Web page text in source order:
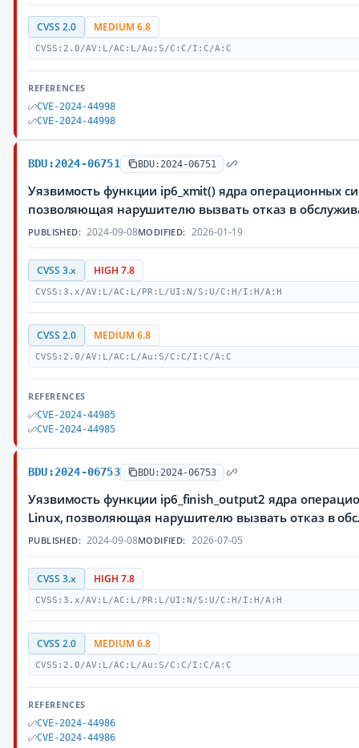
CVSS 2.0 MEDIUM 6.8
CVSS:2.0/AV:L/AC:L/Au:S/C:C/I:C/A:C
REFERENCES
CVE-2024-44998
CVE-2024-44998
BDU:2024-06751 BDU:2024-06751
Уязвимость функции ip6_xmit() ядра операционных
позволяющая нарушителю вызвать отказ в
PUBLISHED: 2024-09-08MODIFIED: 2026-01-19
CVSS 3.x HIGH 7.8
CVSS:3.x/AV:L/AC:L/PR:L/UI:N/S:U/C:H/I:H/A:H
CVSS 2.0 MEDIUM 6.8
CVSS:2.0/AV:L/AC:L/Au:S/C:C/I:C/A:C
REFERENCES
CVE-2024-44985
CVE-2024-44985
BDU:2024-06753 BDU:2024-06753
Уязвимость функции ip6_finish_output2 ядра
Linux, позволяющая нарушителю вызвать отказ в
PUBLISHED: 2024-09-08MODIFIED: 2026-07-05
CVSS 3.x HIGH 7.8
CVSS:3.x/AV:L/AC:L/PR:L/UI:N/S:U/C:H/I:H/A:H
CVSS 2.0 MEDIUM 6.8
CVSS:2.0/AV:L/AC:L/Au:S/C:C/I:C/A:C
REFERENCES
CVE-2024-44986
CVE-2024-44986